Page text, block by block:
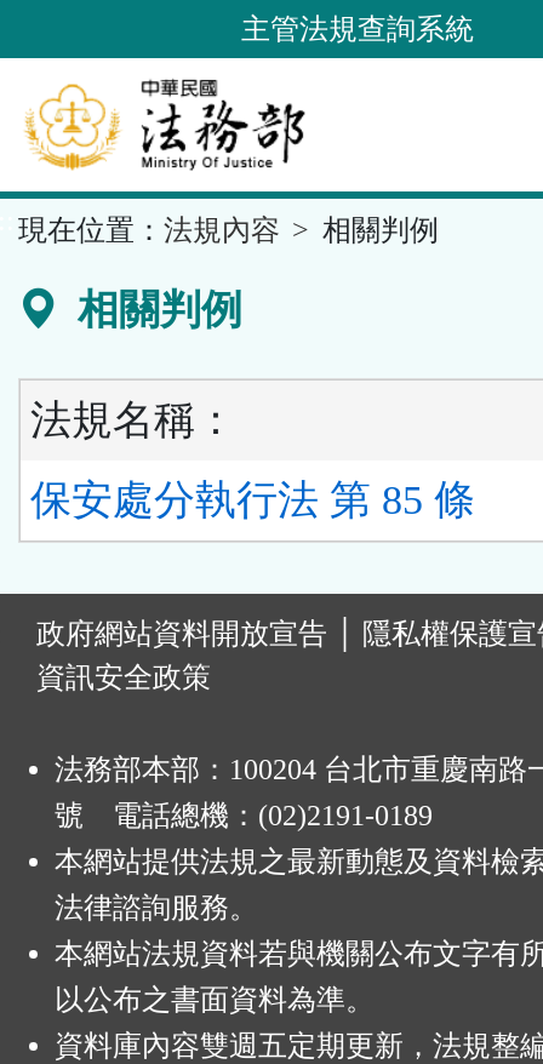
到
要
內
容
區
主管法規查詢系統
現在位置： 法規內容 相關判例
相關判例
法規名稱：
保安處分執行法 第 85 條
政府網站資料開放宣告
隱私權保護
資訊安全政策
法務部本部：100204 台北市重慶南路
號 電話總機：(02)2191-0189
本網站提供法規之最新動態及資料檢
法律諮詢服務。
本網站法規資料若與機關公布文字有
以公布之書面資料為準。
資料庫內容雙週五定期更新，法規整